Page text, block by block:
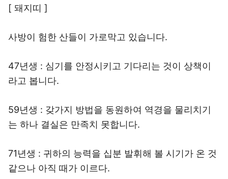
[ 돼지띠 ]
사방이 험한 산들이 가로막고 있습니다.
47년생 : 심기를 안정시키고 기다리는 것이 상책이
라고 봅니다.
59년생 : 갖가지 방법을 동원하여 역경을 물리치기
는 하나 결실은 만족치 못합니다.
71년생 : 귀하의 능력을 십분 발휘해 볼 시기가 온 것
같으나 아직 때가 이르다.